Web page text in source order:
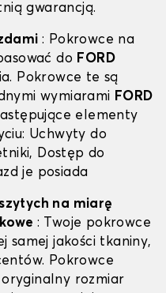
gwarancją.
: Pokrowce na
do FORD
Pokrowce te są
wymiarami FORD
elementy
Uchwyty do
Dostęp do
je posiada
na miarę
: Twoje pokrowce
samej jakości tkaniny,
Pokrowce
oryginalny rozmiar